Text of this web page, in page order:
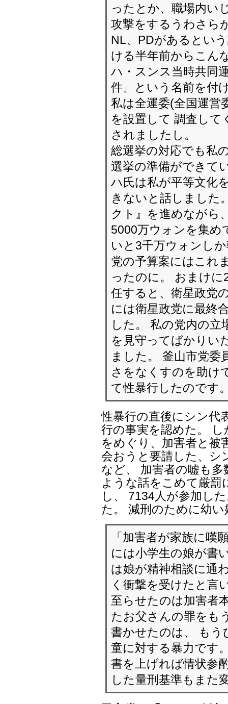
ったとか、職場内い
攻撃をするうわさら
NL、PDがあるとい
ける半年前からこん
ハ・スンス当時共同
件』という名前を付
私は全運委(全国運営
を設置して 調査し
されましたし。
総選挙の対応でも私
選挙の準備ができて
ハ氏は私が平等文化
きないと話しました
クト』を進めながら
5000万ウォンを集め
いと3千万ウォンし
党の予算案にはこれ
ったのに。 おまけに
任すると、衛星政党
には衛星政党に最終
した。 私の党内の
を見守ってばかりい
ました。 釜山市党委
さをなくすのを助け
て性暴行したのです
性暴行の直後にシン代
行の事実を認めた。
をめぐり、加害者と被
会おうと要請した、シ
など、 加害者の嘘も
ような話をこめて厳罰
し、 7134人が参加し
た。 減刑のために幼
「加害者が家族に嘆
には小学生の娘が書
は娘が精神相談に通
く衝撃を受けたと言
至らせたのは加害者
たお父さんの罪をも
書かせたのは、 もう
童に対する暴力です
書を上げれば情状参
した量刑基準もまた